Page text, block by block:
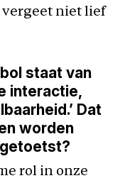
vergeet niet lief
staat van
interactie,
Dat
worden
rol in onze